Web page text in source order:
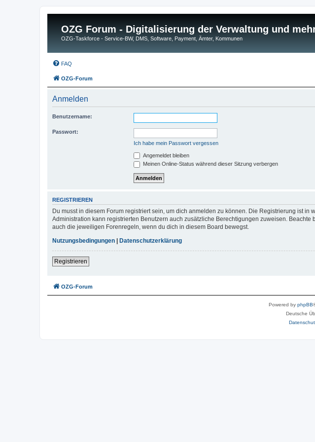
OZG Forum - Digitalisierung der Verwaltung und
OZG-Taskforce - Service-BW, DMS, Software, Payment, Ämter, Kommunen
FAQ
OZG-Forum
Anmelden
Benutzername:
Passwort:
Ich habe mein Passwort vergessen
Angemeldet bleiben
Meinen Online-Status während dieser Sitzung verbergen
REGISTRIEREN
Du musst in diesem Forum registriert sein, um dich anmelden zu können. Die Registrierung ist
Administration kann registrierten Benutzern auch zusätzliche Berechtigungen zuweisen.
auch die jeweiligen Forenregeln, wenn du dich in diesem Board bewegst.
Nutzungsbedingungen
Datenschutzerklärung
Registrieren
OZG-Forum
Powered by phpBB
Deutsche